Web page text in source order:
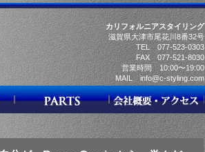
カリフォルニアスタイリング
滋賀県大津市尾花川8番32号
TEL 077-523-0303
FAX 077-521-8030
営業時間 10:00〜19:00
MAIL info@c-styling.com